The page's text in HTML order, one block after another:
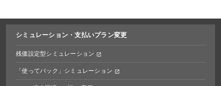
シミュレーション・支払いプラン変更
残価設定型シミュレーション
「使ってバック」シミュレーション